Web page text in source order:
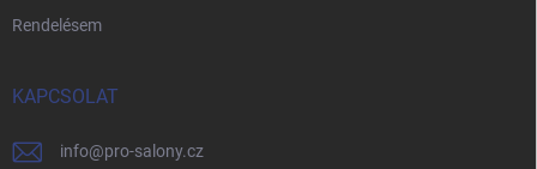
Rendelésem
KAPCSOLAT
info@pro-salony.cz